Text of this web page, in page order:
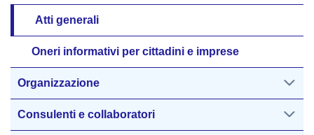
Atti generali
Oneri informativi per cittadini e imprese
Organizzazione
Consulenti e collaboratori